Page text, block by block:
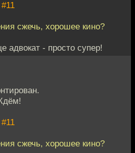
#11
сжечь, хорошее кино?
- просто супер!
#11
сжечь, хорошее кино?